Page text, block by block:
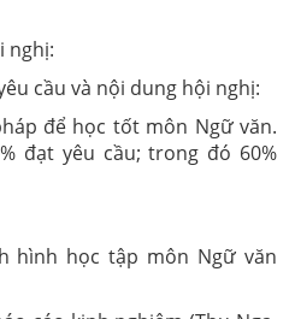
nghị:
cầu và nội dung hội nghị:
để học tốt môn Ngữ văn.
đạt yêu cầu; trong đó 60%
hình học tập môn Ngữ văn